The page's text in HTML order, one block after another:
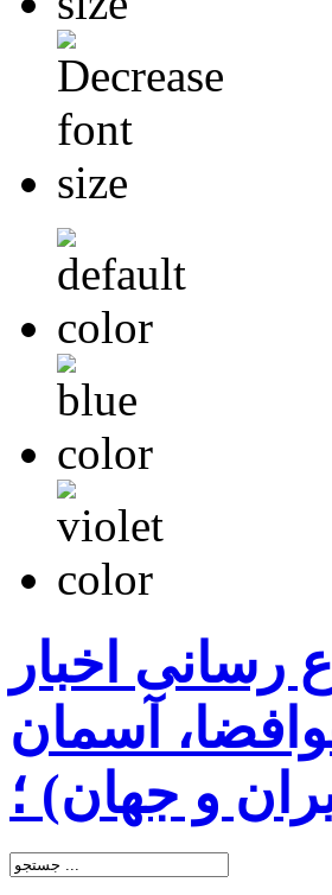
رسانی اخبار
آسمان
و جهان) ؛